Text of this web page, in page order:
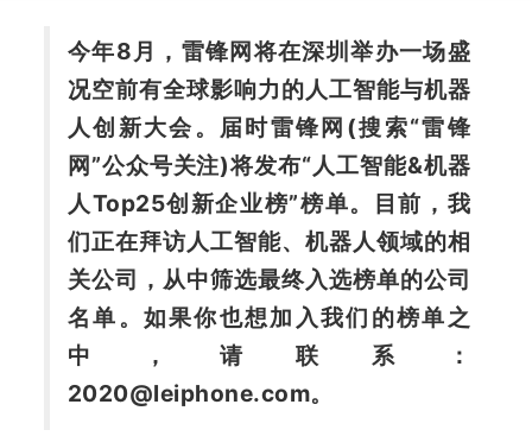
公
开
课
活
动
中
今年8月，雷锋网将在深圳举办一场盛
况空前有全球影响力的人工智能与机器
人创新大会。届时雷锋网(搜索“雷锋
网”公众号关注)将发布“人工智能&机器
人Top25创新企业榜”榜单。目前，我
们正在拜访人工智能、机器人领域的相
关公司，从中筛选最终入选榜单的公司
名单。如果你也想加入我们的榜单之
中，请联系：
2020@leiphone.com。